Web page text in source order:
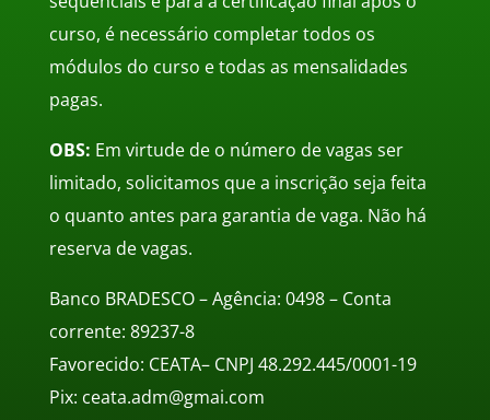
curso, é necessário completar todos os
módulos do curso e todas as mensalidades
pagas.
OBS: Em virtude de o número de vagas ser
limitado, solicitamos que a inscrição seja feita
o quanto antes para garantia de vaga. Não há
reserva de vagas.
Banco BRADESCO – Agência: 0498 – Conta
corrente: 89237-8
Favorecido: CEATA– CNPJ 48.292.445/0001-19
Pix: ceata.adm@gmai.com